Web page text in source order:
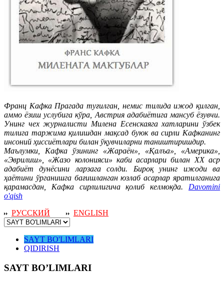
Франц Кафка Прагада туғилган, немис тилида ижод қилган,
аммо ёзиш услубига кўра, Австрия адабиётига мансуб ёзувчи.
Унинг чех журналисти Милена Есенскаяга хатларини ўзбек
тилига таржима қилишдан мақсад буюк ва сирли Кафканинг
инсоний ҳиссиётлари билан ўқувчиларни таништиришдир.
Маълумки, Кафка ўзининг «Жараён», «Қалъа», «Америка»,
«Эврилиш», «Жазо колонияси» каби асарлари билан ХХ аср
адабиёт дунёсини ларзага солди. Бироқ унинг ижоди ва
ҳаётини ўрганишга бағишланган юзлаб асарлар яратилганига
қарамасдан, Кафка сирлилигича қолиб келмоқда. Davomini
o'qish
РУССКИЙ
ENGLISH
SAYT BO'LIMLARI
QIDIRISH
SAYT BO’LIMLARI